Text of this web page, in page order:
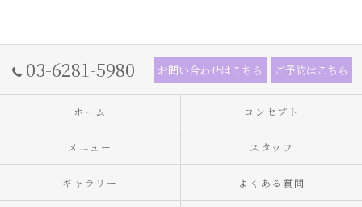
03-6281-5980 お問い合わせはこちら ご予約はこちら
ホーム コンセプト
メニュー スタッフ
ギャラリー よくある質問